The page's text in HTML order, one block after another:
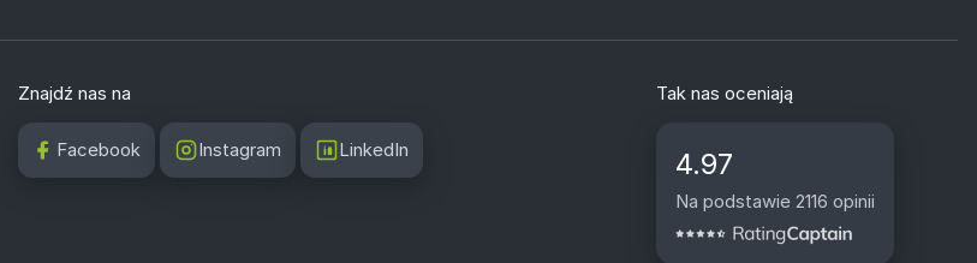
Znajdź nas na
Facebook Instagram LinkedIn
Tak nas oceniają
4.97
Na podstawie 2116 opinii